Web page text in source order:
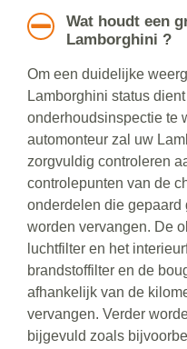
Wat houdt een
Lamborghini ?
Om een duidelijke
Lamborghini status
onderhoudsinspectie te
automonteur zal uw
zorgvuldig controleren
controlepunten van de
onderdelen die gepaard
worden vervangen. De
luchtfilter en het
brandstoffilter en de
afhankelijk van de
vervangen. Verder
bijgevuld zoals